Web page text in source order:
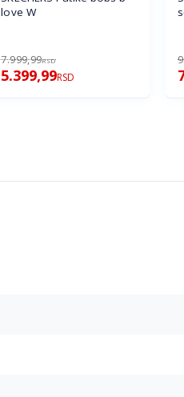
love W
7.999,99RSD
5.399,99RSD